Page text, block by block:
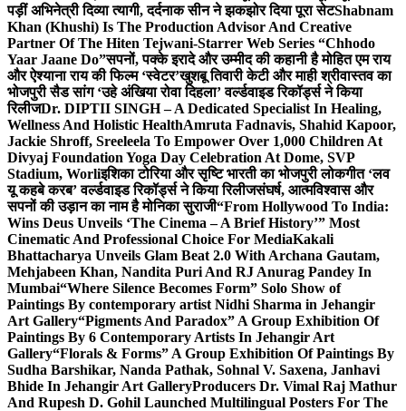
पड़ीं अभिनेत्री दिव्या त्यागी, दर्दनाक सीन ने झकझोर दिया पूरा सेटShabnam
Khan (Khushi) Is The Production Advisor And Creative
Partner Of The Hiten Tejwani-Starrer Web Series “Chhodo
Yaar Jaane Do”सपनों, पक्के इरादे और उम्मीद की कहानी है मोहित एम राय
और ऐश्याना राय की फिल्म ‘स्वेटर’खुशबू तिवारी केटी और माही श्रीवास्तव का
भोजपुरी सैड सांग ‘उहे अंखिया रोवा दिहला’ वर्ल्डवाइड रिकॉर्ड्स ने किया
रिलीजDr. DIPTII SINGH – A Dedicated Specialist In Healing,
Wellness And Holistic HealthAmruta Fadnavis, Shahid Kapoor,
Jackie Shroff, Sreeleela To Empower Over 1,000 Children At
Divyaj Foundation Yoga Day Celebration At Dome, SVP
Stadium, Worliइशिका टोरिया और सृष्टि भारती का भोजपुरी लोकगीत ‘लव
यू कहबे करब’ वर्ल्डवाइड रिकॉर्ड्स ने किया रिलीजसंघर्ष, आत्मविश्वास और
सपनों की उड़ान का नाम है मोनिका सुराजी“From Hollywood To India:
Wins Deus Unveils ‘The Cinema – A Brief History’” Most
Cinematic And Professional Choice For MediaKakali
Bhattacharya Unveils Glam Beat 2.0 With Archana Gautam,
Mehjabeen Khan, Nandita Puri And RJ Anurag Pandey In
Mumbai“Where Silence Becomes Form” Solo Show of
Paintings By contemporary artist Nidhi Sharma in Jehangir
Art Gallery“Pigments And Paradox” A Group Exhibition Of
Paintings By 6 Contemporary Artists In Jehangir Art
Gallery“Florals & Forms” A Group Exhibition Of Paintings By
Sudha Barshikar, Nanda Pathak, Sohnal V. Saxena, Janhavi
Bhide In Jehangir Art GalleryProducers Dr. Vimal Raj Mathur
And Rupesh D. Gohil Launched Multilingual Posters For The